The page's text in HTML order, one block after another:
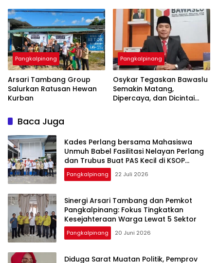
Pangkalpinang
‎Arsari Tambang Group
Salurkan Ratusan Hewan
Kurban
Pangkalpinang
Osykar Tegaskan Bawaslu
Semakin Matang,
Dipercaya, dan Dicintai
Baca Juga
Kades Perlang bersama Mahasiswa
Unmuh Babel Fasilitasi Nelayan Perlang
dan Trubus Buat PAS Kecil di KSOP
Pangkalbalam
Pangkalpinang 22 Juli 2026
‎Sinergi Arsari Tambang dan Pemkot
Pangkalpinang: Fokus Tingkatkan
Pangkalpinang 20 Juni 2026
‎Diduga Sarat Muatan Politik, Pemprov